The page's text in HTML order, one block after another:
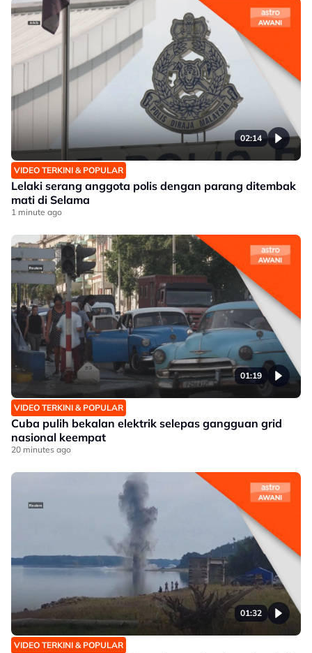
02:14
VIDEO TERKINI & POPULAR
Lelaki serang anggota polis dengan parang ditembak
mati di Selama
1 minute ago
01:19
VIDEO TERKINI & POPULAR
Cuba pulih bekalan elektrik selepas gangguan grid
nasional keempat
20 minutes ago
01:32
VIDEO TERKINI & POPULAR